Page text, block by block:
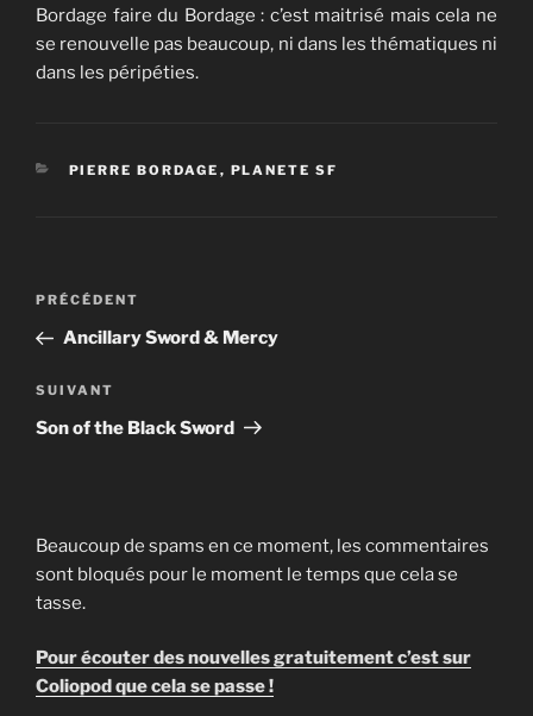
Bordage faire du Bordage : c’est maitrisé mais cela ne
se renouvelle pas beaucoup, ni dans les thématiques ni
dans les péripéties.
CATÉGORIES
PIERRE BORDAGE , PLANETE SF
Navigation
l’article
Article
précédent
PRÉCÉDENT
Ancillary Sword & Mercy
Article
suivant
SUIVANT
Son of the Black Sword
Beaucoup de spams en ce moment, les commentaires
sont bloqués pour le moment le temps que cela se
tasse.
Pour écouter des nouvelles gratuitement c’est sur
Coliopod que cela se passe !